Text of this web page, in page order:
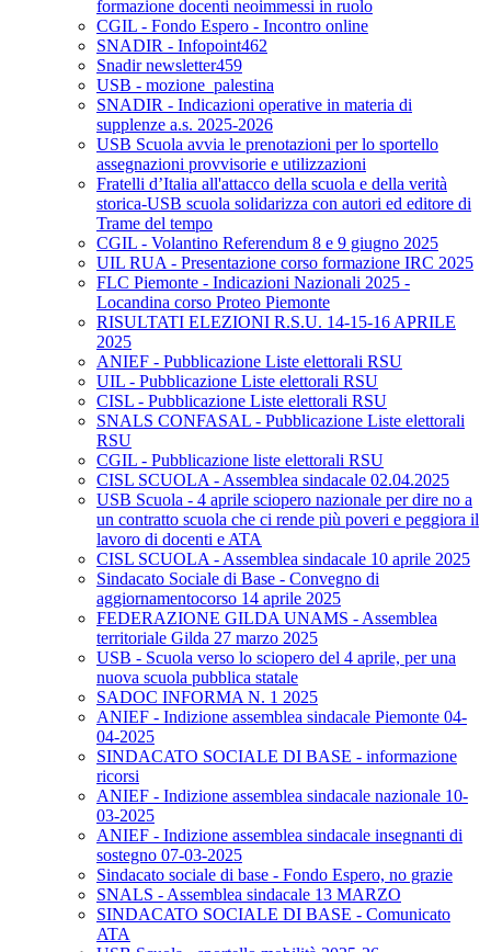
formazione docenti neoimmessi in ruolo
CGIL - Fondo Espero - Incontro online
SNADIR - Infopoint462
Snadir newsletter459
USB - mozione_palestina
SNADIR - Indicazioni operative in materia di
supplenze a.s. 2025-2026
USB Scuola avvia le prenotazioni per lo sportello
assegnazioni provvisorie e utilizzazioni
Fratelli d’Italia all'attacco della scuola e della verità
storica-USB scuola solidarizza con autori ed editore di
Trame del tempo
CGIL - Volantino Referendum 8 e 9 giugno 2025
UIL RUA - Presentazione corso formazione IRC 2025
FLC Piemonte - Indicazioni Nazionali 2025 -
Locandina corso Proteo Piemonte
RISULTATI ELEZIONI R.S.U. 14-15-16 APRILE
2025
ANIEF - Pubblicazione Liste elettorali RSU
UIL - Pubblicazione Liste elettorali RSU
CISL - Pubblicazione Liste elettorali RSU
SNALS CONFASAL - Pubblicazione Liste elettorali
RSU
CGIL - Pubblicazione liste elettorali RSU
CISL SCUOLA - Assemblea sindacale 02.04.2025
USB Scuola - 4 aprile sciopero nazionale per dire no a
un contratto scuola che ci rende più poveri e peggiora il
lavoro di docenti e ATA
CISL SCUOLA - Assemblea sindacale 10 aprile 2025
Sindacato Sociale di Base - Convegno di
aggiornamentocorso 14 aprile 2025
FEDERAZIONE GILDA UNAMS - Assemblea
territoriale Gilda 27 marzo 2025
USB - Scuola verso lo sciopero del 4 aprile, per una
nuova scuola pubblica statale
SADOC INFORMA N. 1 2025
ANIEF - Indizione assemblea sindacale Piemonte 04-
04-2025
SINDACATO SOCIALE DI BASE - informazione
ricorsi
ANIEF - Indizione assemblea sindacale nazionale 10-
03-2025
ANIEF - Indizione assemblea sindacale insegnanti di
sostegno 07-03-2025
Sindacato sociale di base - Fondo Espero, no grazie
SNALS - Assemblea sindacale 13 MARZO
SINDACATO SOCIALE DI BASE - Comunicato
ATA